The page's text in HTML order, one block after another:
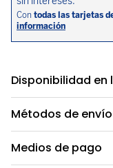
Disponibilidad en
Métodos de envío
Medios de pago